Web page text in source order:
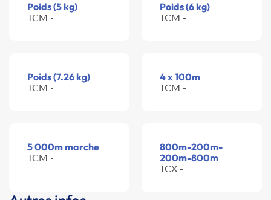
Poids (5 kg)
TCM -
Poids (6 kg)
TCM -
Poids (7.26 kg)
TCM -
4 x 100m
TCM -
5 000m marche
TCM -
800m-200m-
200m-800m
TCX -